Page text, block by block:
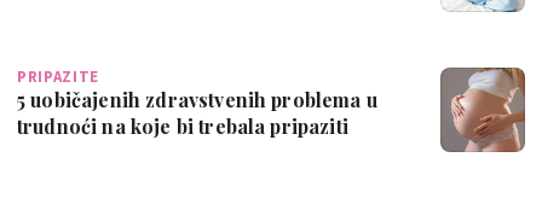
PRIPAZITE
5 uobičajenih zdravstvenih problema u
trudnoći na koje bi trebala pripaziti